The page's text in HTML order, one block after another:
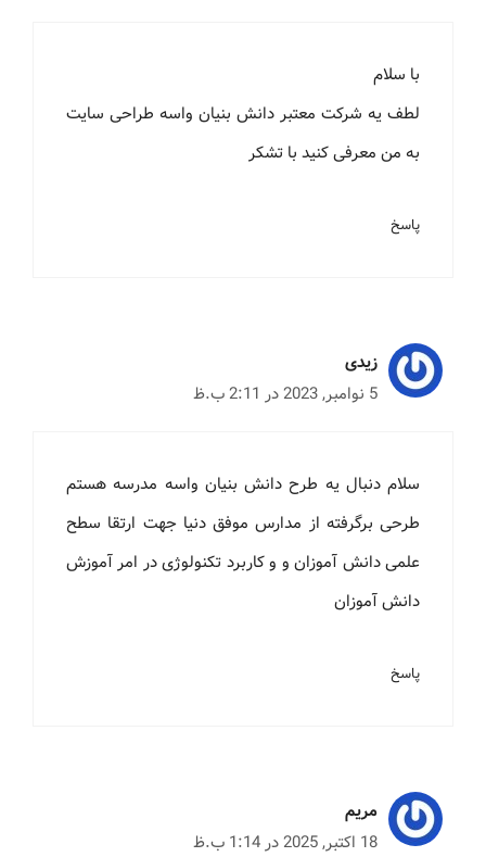
با سلام
لطف یه شرکت معتبر دانش بنیان واسه طراحی سایت
به من معرفی کنید با تشکر
پاسخ
زیدی
5 نوامبر, 2023 در 2:11 ب.ظ
سلام دنبال یه طرح دانش بنیان واسه مدرسه هستم
طرحی برگرفته از مدارس موفق دنیا جهت ارتقا سطح
علمی دانش آموزان و و کاربرد تکنولوژی در امر آموزش
دانش آموزان
پاسخ
مریم
18 اکتبر, 2025 در 1:14 ب.ظ